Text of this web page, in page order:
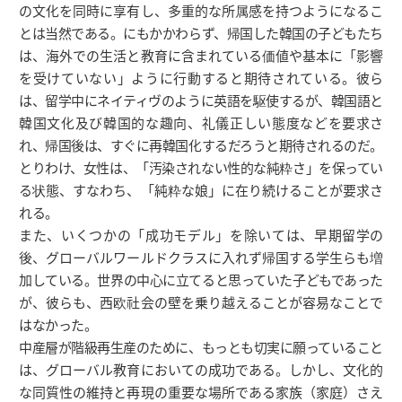
の文化を同時に享有し、多重的な所属感を持つようになるこ
とは当然である。にもかかわらず、帰国した韓国の子どもたち
は、海外での生活と教育に含まれている価値や基本に「影響
を受けていない」ように行動すると期待されている。彼ら
は、留学中にネイティヴのように英語を駆使するが、韓国語と
韓国文化及び韓国的な趣向、礼儀正しい態度などを要求さ
れ、帰国後は、すぐに再韓国化するだろうと期待されるのだ。
とりわけ、女性は、「汚染されない性的な純粋さ」を保ってい
る状態、すなわち、「純粋な娘」に在り続けることが要求さ
れる。
また、いくつかの「成功モデル」を除いては、早期留学の
後、グローバルワールドクラスに入れず帰国する学生らも増
加している。世界の中心に立てると思っていた子どもであった
が、彼らも、西欧社会の壁を乗り越えることが容易なことで
はなかった。
中産層が階級再生産のために、もっとも切実に願っていること
は、グローバル教育においての成功である。しかし、文化的
な同質性の維持と再現の重要な場所である家族（家庭）さえ